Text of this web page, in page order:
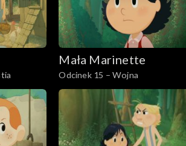
Mała Marinette
Odcinek 15 – Wojna